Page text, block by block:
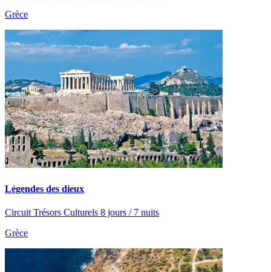
Grèce
Légendes des dieux
Circuit Trésors Culturels 8 jours / 7 nuits
Grèce